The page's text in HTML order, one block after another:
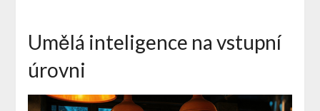
Umělá inteligence na vstupní
úrovni